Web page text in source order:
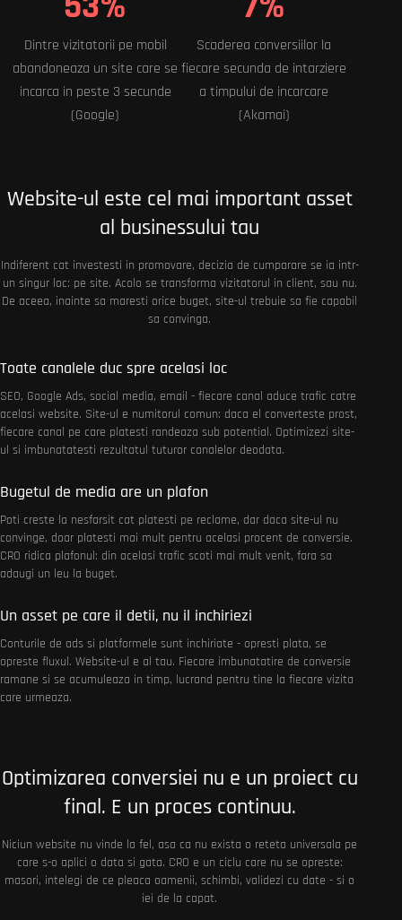
Dintre vizitatorii pe mobil
abandoneaza un site care se
incarca in peste 3 secunde
(Google)
Scaderea conversiilor la
fiecare secunda de intarziere
a timpului de incarcare
(Akamai)
Website-ul este cel mai important asset
al businessului tau
Indiferent cat investesti in promovare, decizia de cumparare se ia intr-
un singur loc: pe site. Acolo se transforma vizitatorul in client, sau nu.
De aceea, inainte sa maresti orice buget, site-ul trebuie sa fie capabil
sa convinga.
Toate canalele duc spre acelasi loc
SEO, Google Ads, social media, email - fiecare canal aduce trafic catre
acelasi website. Site-ul e numitorul comun: daca el converteste prost,
fiecare canal pe care platesti randeaza sub potential. Optimizezi site-
ul si imbunatatesti rezultatul tuturor canalelor deodata.
Bugetul de media are un plafon
Poti creste la nesfarsit cat platesti pe reclame, dar daca site-ul nu
convinge, doar platesti mai mult pentru acelasi procent de conversie.
CRO ridica plafonul: din acelasi trafic scoti mai mult venit, fara sa
adaugi un leu la buget.
Un asset pe care il detii, nu il inchiriezi
Conturile de ads si platformele sunt inchiriate - opresti plata, se
opreste fluxul. Website-ul e al tau. Fiecare imbunatatire de conversie
ramane si se acumuleaza in timp, lucrand pentru tine la fiecare vizita
care urmeaza.
Optimizarea conversiei nu e un proiect cu
final. E un proces continuu.
Niciun website nu vinde la fel, asa ca nu exista o reteta universala pe
care s-o aplici o data si gata. CRO e un ciclu care nu se opreste:
masori, intelegi de ce pleaca oamenii, schimbi, validezi cu date - si o
iei de la capat.